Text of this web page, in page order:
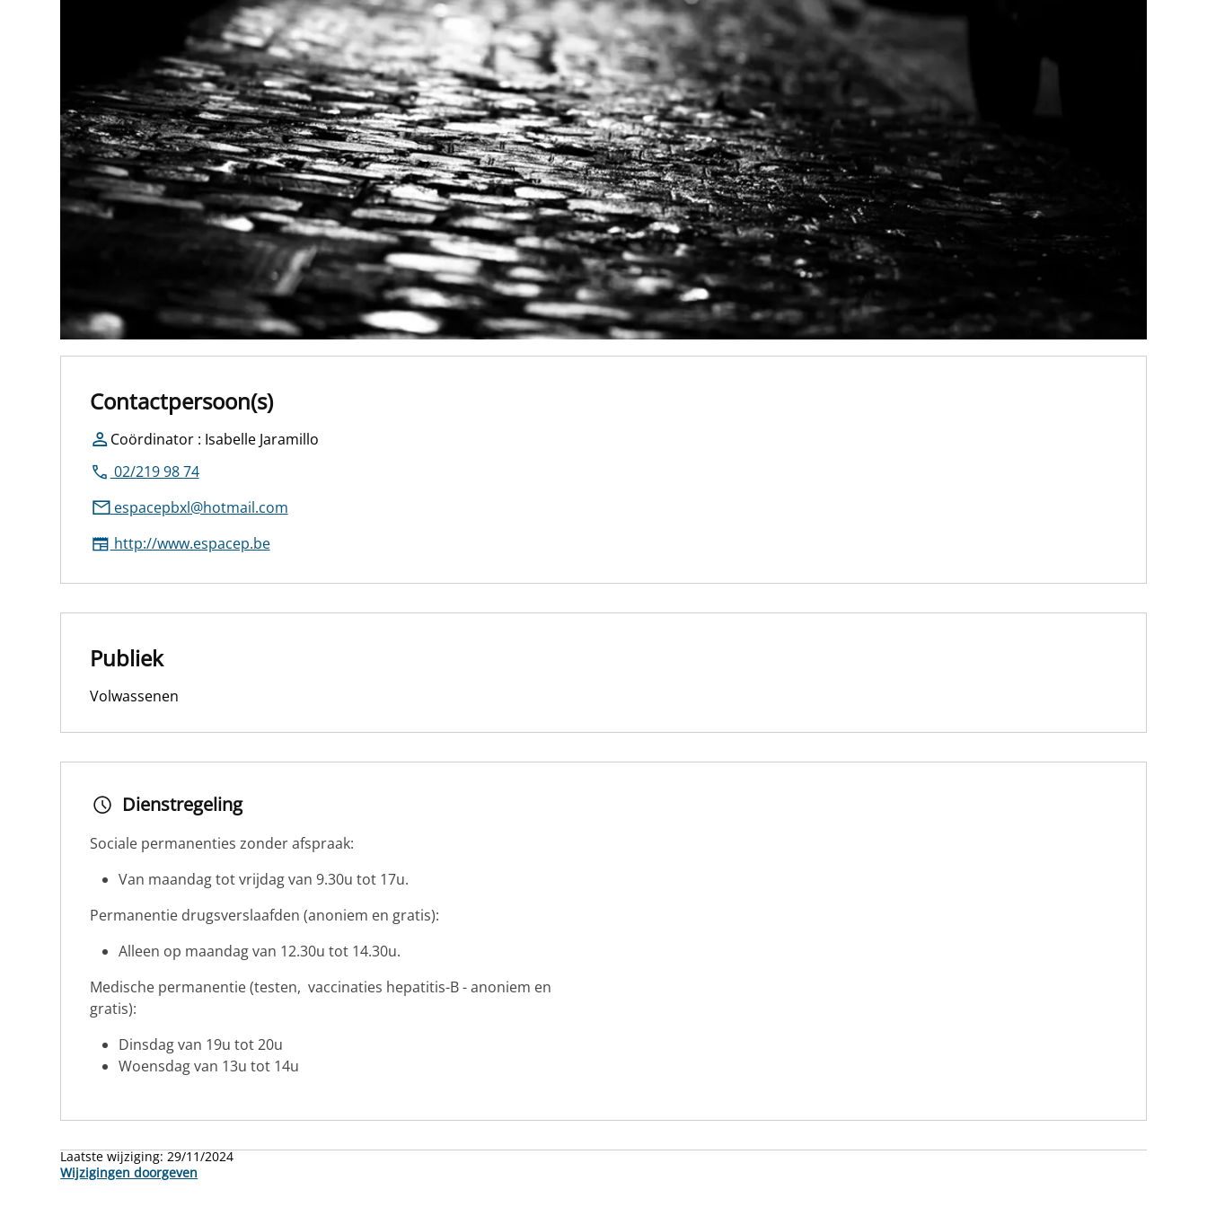
Contactpersoon(s)
Coördinator : Isabelle Jaramillo
02/219 98 74
espacepbxl@hotmail.com
http://www.espacep.be
Publiek
Volwassenen
Dienstregeling
Sociale permanenties zonder afspraak:
Van maandag tot vrijdag van 9.30u tot 17u.
Permanentie drugsverslaafden (anoniem en gratis):
Alleen op maandag van 12.30u tot 14.30u.
Medische permanentie (testen, vaccinaties hepatitis-B - anoniem en
gratis):
Dinsdag van 19u tot 20u
Woensdag van 13u tot 14u
Laatste wijziging:29/11/2024
Wijzigingen doorgeven